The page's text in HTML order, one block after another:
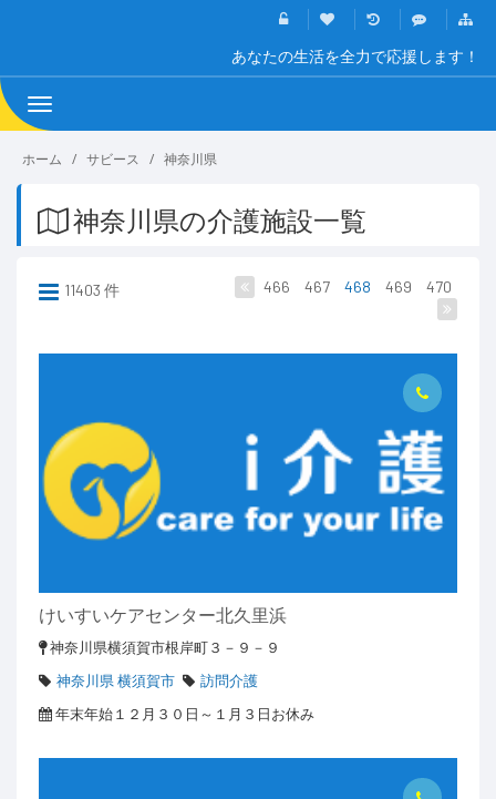
あなたの生活を全力で応援します！
Toggle
navigation
ホーム サビース 神奈川県
神奈川県の介護施設一覧
11403 件 466 467 468 469 470
けいすいケアセンター北久里浜
神奈川県横須賀市根岸町３－９－９
神奈川県 横須賀市
訪問介護
年末年始１２月３０日～１月３日お休み